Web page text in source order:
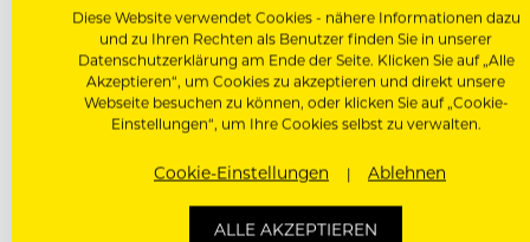
Diese Website verwendet Cookies - nähere Informationen dazu
und zu Ihren Rechten als Benutzer finden Sie in unserer
Datenschutzerklärung am Ende der Seite. Klicken Sie auf „Alle
Akzeptieren“, um Cookies zu akzeptieren und direkt unsere
Webseite besuchen zu können, oder klicken Sie auf „Cookie-
Einstellungen“, um Ihre Cookies selbst zu verwalten.
Cookie-Einstellungen Ablehnen
ALLE AKZEPTIEREN